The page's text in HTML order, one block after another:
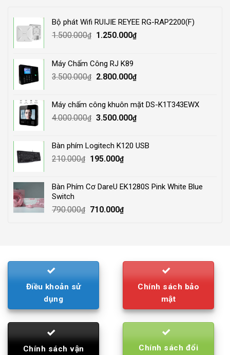
Bộ phát Wifi RUIJIE REYEE RG-RAP2200(F)
1.500.000₫
Original
1.500.000₫.
1.250.000₫Current
Máy Chấm Công RJ K89
3.500.000₫
Original
3.500.000₫.
2.800.000₫Current
2.800.000₫.
Máy chấm công khuôn mặt DS-K1T343EWX
4.000.000₫ Original
4.000.000₫.
3.500.000₫Current
3.500.000₫.
Bàn phím Logitech K120 USB
210.000₫
Original
210.000₫.
195.000₫Current
195.000₫.
Bàn Phím Cơ DareU EK1280S Pink White Blue
Switch
790.000₫
Original
710.000₫Current
Điều khoản sử
dụng
Chính sách bảo
mật
Chính sách vận
Chính sách đổi